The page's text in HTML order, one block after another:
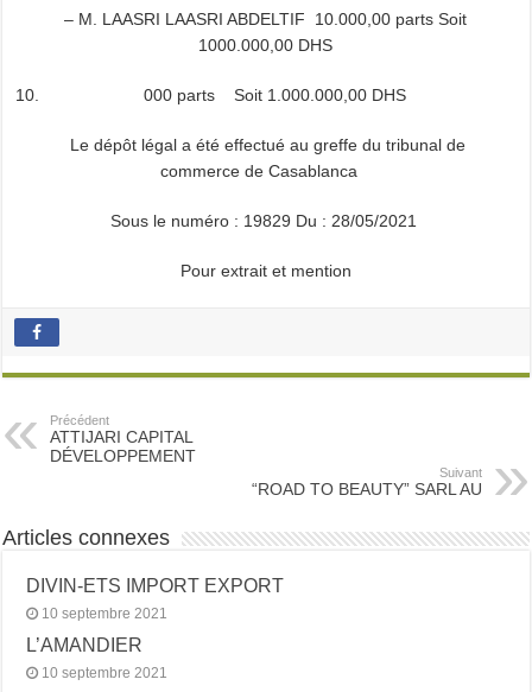
– M. LAASRI LAASRI ABDELTIF 10.000,00 parts Soit
1000.000,00 DHS
000 parts Soit 1.000.000,00 DHS
Le dépôt légal a été effectué au greffe du tribunal de
commerce de Casablanca
Sous le numéro : 19829 Du : 28/05/2021
Pour extrait et mention
Précédent
ATTIJARI CAPITAL
DÉVELOPPEMENT
Suivant
“ROAD TO BEAUTY” SARL AU
Articles connexes
DIVIN-ETS IMPORT EXPORT
10 septembre 2021
L’AMANDIER
10 septembre 2021